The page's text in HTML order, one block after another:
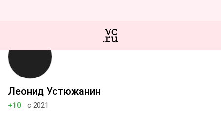
Леонид Устюжанин
+10
с 2021